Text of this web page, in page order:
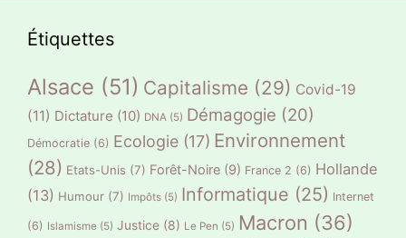
Étiquettes
Alsace (51) Capitalisme (29) Covid-19
(11) Dictature (10) DNA (5) Démagogie (20)
Démocratie (6) Ecologie (17) Environnement
(28) Etats-Unis (7) Forêt-Noire (9) France 2 (6) Hollande
(13) Humour (7) Impôts (5) Informatique (25) Internet
(6) Islamisme (5) Justice (8) Le Pen (5) Macron (36)